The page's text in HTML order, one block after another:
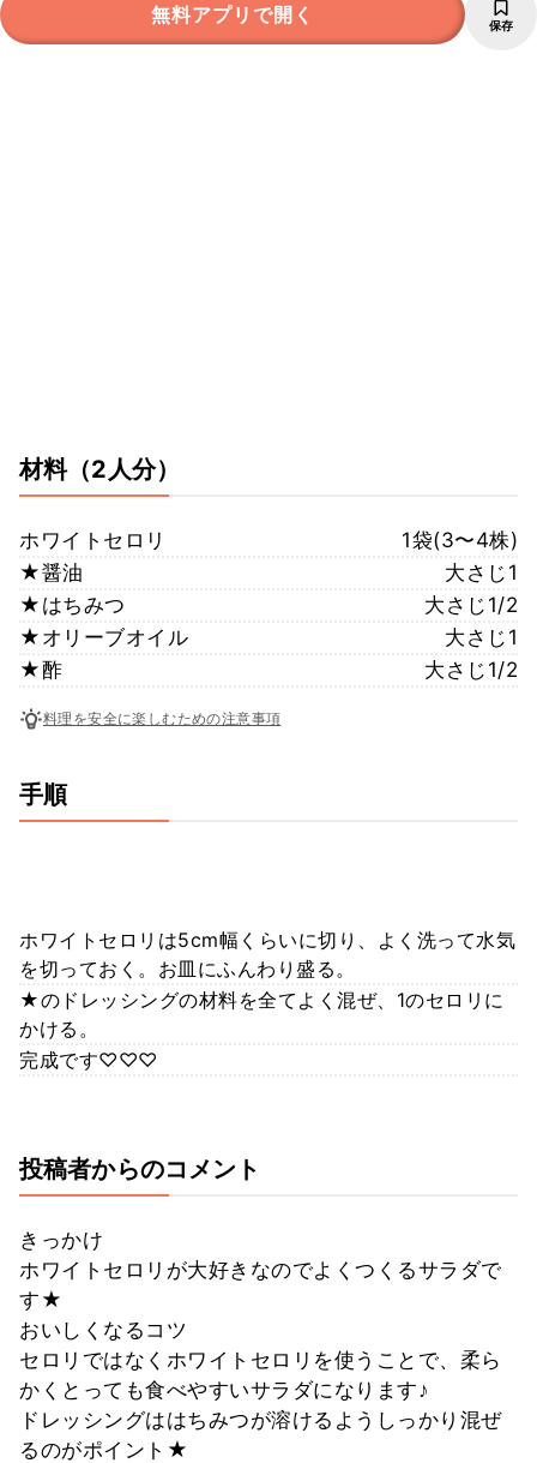
無料アプリで開く 保存
材料（2人分）
ホワイトセロリ
1袋(3〜4株)
★醤油
大さじ1
★はちみつ
大さじ1/2
★オリーブオイル
大さじ1
★酢
大さじ1/2
料理を安全に楽しむための注意事項
手順
ホワイトセロリは5cm幅くらいに切り、よく洗って水気
を切っておく。お皿にふんわり盛る。
★のドレッシングの材料を全てよく混ぜ、1のセロリに
かける。
完成です♡♡♡
投稿者からのコメント
きっかけ
ホワイトセロリが大好きなのでよくつくるサラダで
す★
おいしくなるコツ
セロリではなくホワイトセロリを使うことで、柔ら
かくとっても食べやすいサラダになります♪
ドレッシングははちみつが溶けるようしっかり混ぜ
るのがポイント★